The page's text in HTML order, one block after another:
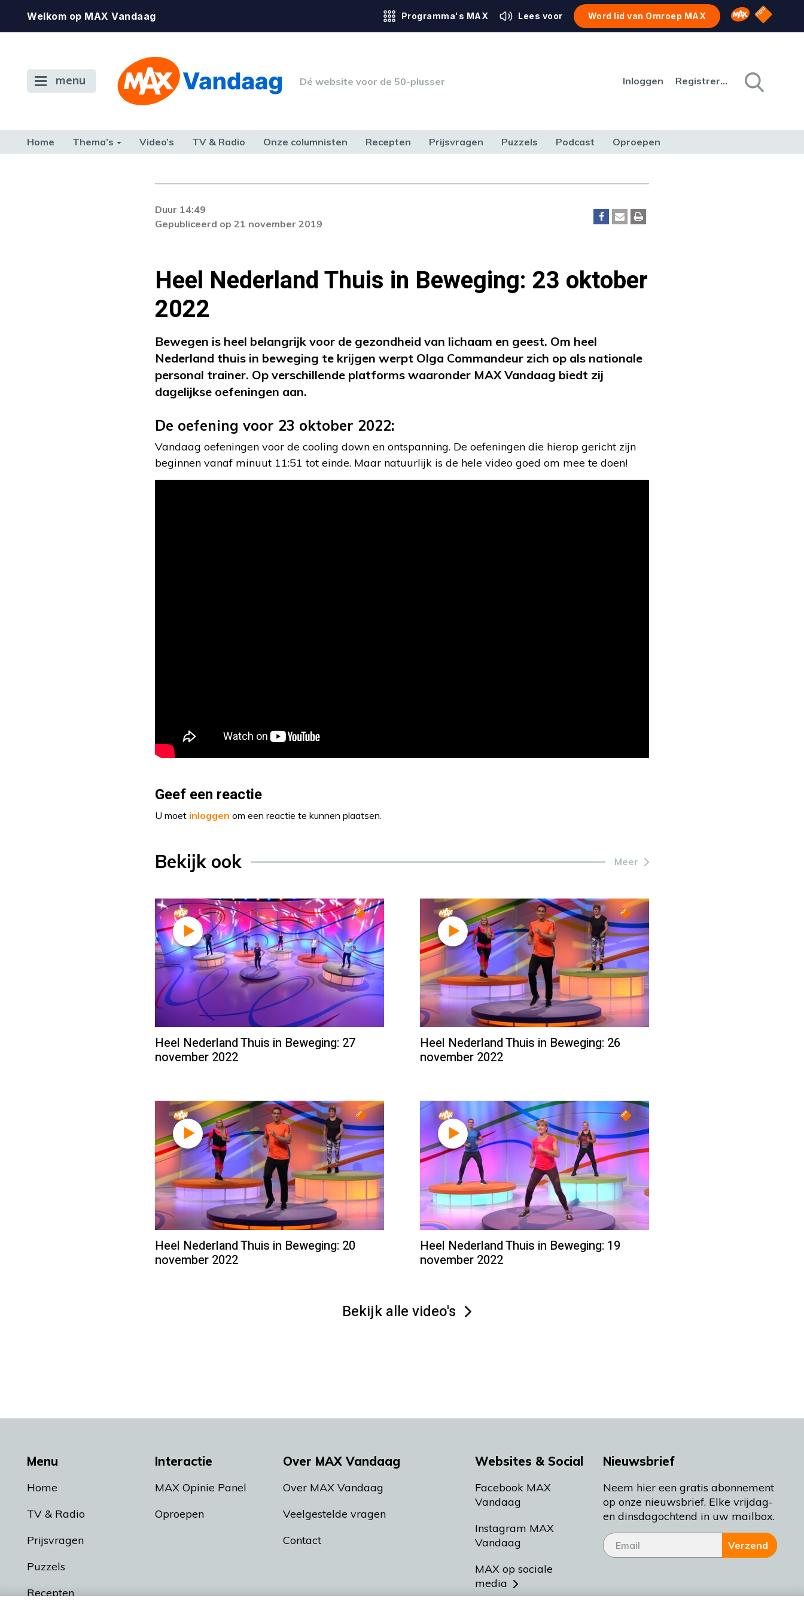
Welkom op MAX Vandaag Programma's MAX Lees voor Word lid van Omroep MAX Omroep MAX
NPO
menu Dé website voor de 50-plusser Inloggen Registreren
Home Thema’s Video’s TV & Radio Onze columnisten Recepten Prijsvragen Puzzels Podcast Oproepen
Duur 14:49
Gepubliceerd op 21 november 2019
Heel Nederland Thuis in Beweging: 23 oktober
2022
Bewegen is heel belangrijk voor de gezondheid van lichaam en geest. Om heel
Nederland thuis in beweging te krijgen werpt Olga Commandeur zich op als nationale
personal trainer. Op verschillende platforms waaronder MAX Vandaag biedt zij
dagelijkse oefeningen aan.
De oefening voor 23 oktober 2022:
Vandaag oefeningen voor de cooling down en ontspanning. De oefeningen die hierop gericht zijn
beginnen vanaf minuut 11:51 tot einde. Maar natuurlijk is de hele video goed om mee te doen!
Geef een reactie
U moet inloggen om een reactie te kunnen plaatsen.
Bekijk ook Meer
Heel Nederland Thuis in Beweging: 27
november 2022
Heel Nederland Thuis in Beweging: 26
november 2022
Heel Nederland Thuis in Beweging: 20
november 2022
Heel Nederland Thuis in Beweging: 19
november 2022
Bekijk alle video's
Menu
Home
TV & Radio
Prijsvragen
Puzzels
Recepten
Interactie
MAX Opinie Panel
Oproepen
Over MAX Vandaag
Over MAX Vandaag
Veelgestelde vragen
Contact
Websites & Social
Facebook MAX
Vandaag
Instagram MAX
Vandaag
MAX op sociale
media
Nieuwsbrief
Neem hier een gratis abonnement
op onze nieuwsbrief. Elke vrijdag-
en dinsdagochtend in uw mailbox.
Verzend